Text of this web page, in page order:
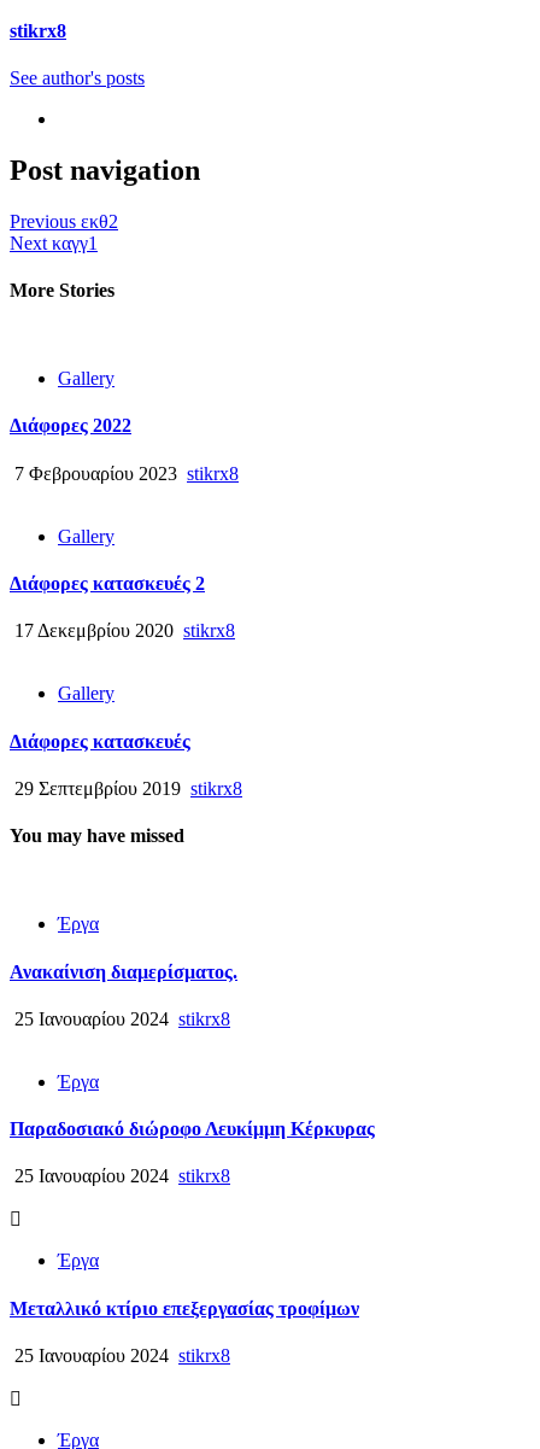
stikrx8
See author's posts
Post navigation
Previous εκθ2
Next καγγ1
More Stories
Gallery
Διάφορες 2022
7 Φεβρουαρίου 2023 stikrx8
Gallery
Διάφορες κατασκευές 2
17 Δεκεμβρίου 2020 stikrx8
Gallery
Διάφορες κατασκευές
29 Σεπτεμβρίου 2019 stikrx8
You may have missed
Έργα
Ανακαίνιση διαμερίσματος.
25 Ιανουαρίου 2024 stikrx8
Έργα
Παραδοσιακό διώροφο Λευκίμμη Κέρκυρας
25 Ιανουαρίου 2024 stikrx8
Έργα
Μεταλλικό κτίριο επεξεργασίας τροφίμων
25 Ιανουαρίου 2024 stikrx8
Έργα